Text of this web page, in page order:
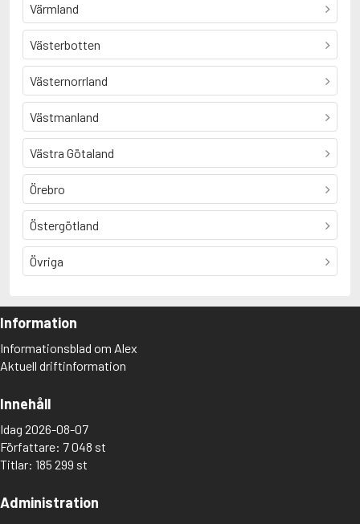
Värmland
Västerbotten
Västernorrland
Västmanland
Västra Götaland
Örebro
Östergötland
Övriga
Information
Informationsblad om Alex
Aktuell driftinformation
Innehåll
Idag 2026-08-07
Författare: 7 048 st
Titlar: 185 299 st
Administration